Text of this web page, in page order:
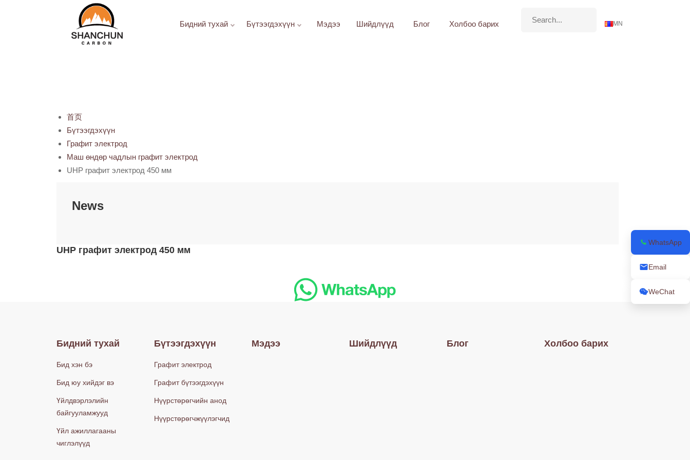
Бидний тухай Бүтээгдэхүүн Мэдээ Шийдлүүд Блог Холбоо барих MN
首页
Бүтээгдэхүүн
Графит электрод
Маш өндөр чадлын графит электрод
UHP графит электрод 450 мм
News
UHP графит электрод 450 мм
Бидний тухай
Бид хэн бэ
Бид юу хийдэг вэ
Үйлдвэрлэлийн
байгууламжууд
Үйл ажиллагааны
чиглэлүүд
Бүтээгдэхүүн
Графит электрод
Графит бүтээгдэхүүн
Нүүрстөрөгчийн анод
Нүүрстөрөгчжүүлэгчид
Мэдээ Шийдлүүд Блог Холбоо барих
WhatsApp
Email
WeChat